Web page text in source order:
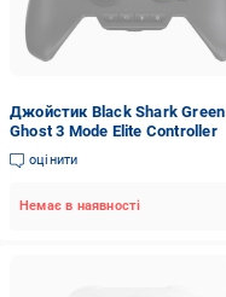
Джойстик Black Shark Green
Ghost 3 Mode Elite Controller
оцінити
Немає в наявності